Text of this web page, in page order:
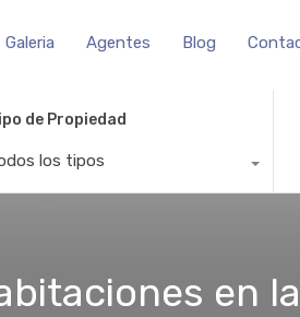
Galeria Agentes Blog
de Propiedad
los tipos
en